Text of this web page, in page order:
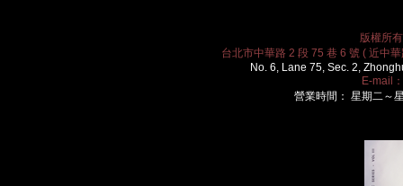
版權所
台北市中華路 2 段 75 巷 6 號 ( 近中
No. 6, Lane 75, Sec. 2,
E-mail：
營業時間： 星期二～